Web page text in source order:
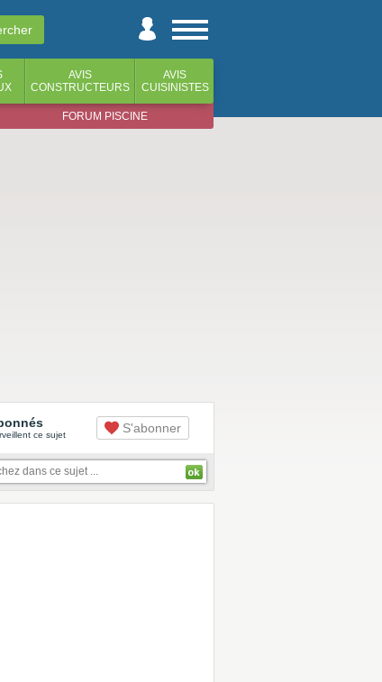
AVIS
CONSTRUCTEURS
AVIS
CUISINISTES
FORUM PISCINE
ce sujet S'abonner